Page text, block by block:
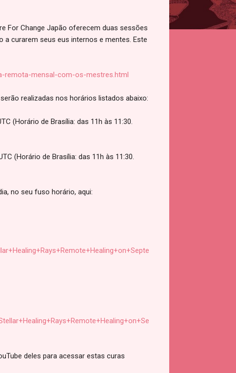
For Change Japão oferecem duas sessões
curarem seus eus internos e mentes. Este
remota-mensal-com-os-mestres.html
realizadas nos horários listados abaixo:
(Horário de Brasília: das 11h às 11:30.
(Horário de Brasília: das 11h às 11:30.
no seu fuso horário, aqui:
deles para acessar estas curas